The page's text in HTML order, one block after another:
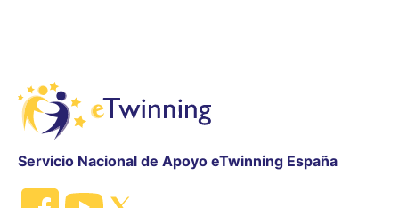
Servicio Nacional de Apoyo eTwinning España